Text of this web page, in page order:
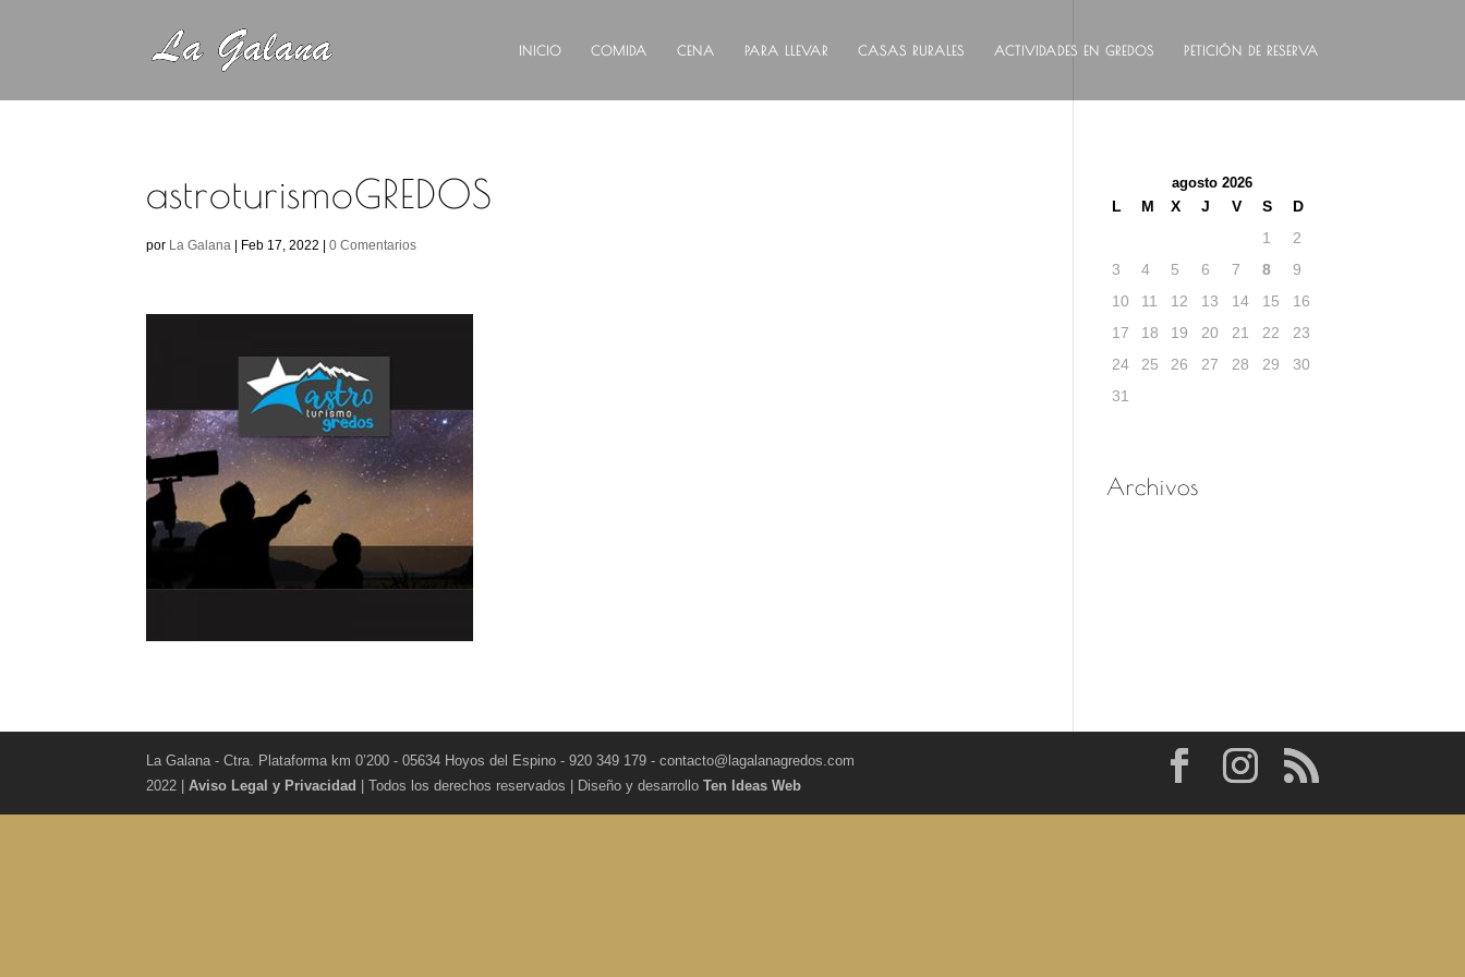
INICIO COMIDA CENA PARA LLEVAR CASAS RURALES ACTIVIDADES EN GREDOS PETICIÓN DE RESERVA
astroturismoGREDOS
por La Galana Feb 17, 2022 |0 Comentarios
agosto 2026
L M X J V S
D
1
2
3
4 5 6 7 8
9
10
11 12 13 14 15
16
17
18 19 20 21 22
23
24
25 26 27 28 29
30
31
Archivos
La Galana - Ctra. Plataforma km 0’200 - 05634 Hoyos del Espino - 920 349 179 - contacto@lagalanagredos.com
2022 |Aviso Legal y Privacidad | Todos los derechos reservados | Diseño y desarrolloTen Ideas Web